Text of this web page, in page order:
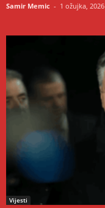
Samir Memic - 1 ožujka, 2026
Vijesti